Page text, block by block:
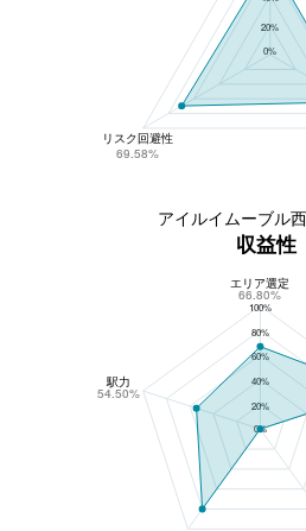
20%
0%
リスク回避性
69.58%
アイルイムーブル
収益性
アイルイムーブル西日暮里の収益性
100%
80%
60%
40%
20%
0%
エリア選定
66.80%
駅力
54.50%